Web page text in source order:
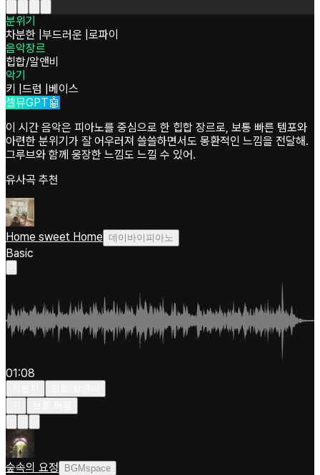
분위기
차분한 부드러운 로파이
음악장르
힙합/알앤비
악기
키 드럼
베이스
셀뮤GPT🤖
이 시간 음악은 피아노를 중심으로 한 힙합 장르로, 보통 빠른 템포와
아련한 분위기가 잘 어우러져 쓸쓸하면서도 몽환적인 느낌을 전달해.
그루브와 함께 웅장한 느낌도 느낄 수 있어.
유사곡 추천
Home sweet Home 데이바이피아노
Basic
01:08
숲속의 요정 BGMspace